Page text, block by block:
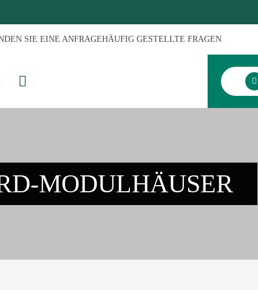
SIE EINE ANFRAGEHÄUFIG GESTELLTE FRAGEN
MODULHÄUSER